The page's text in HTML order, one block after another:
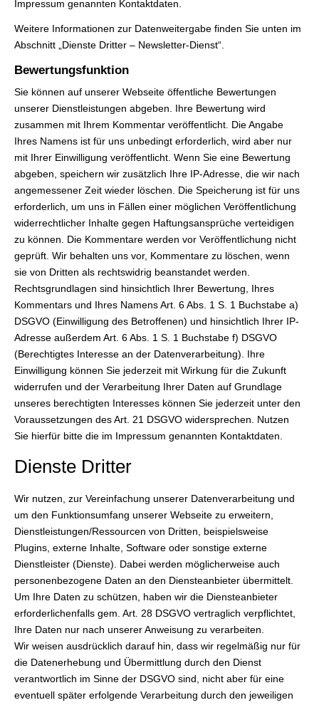
Impressum genannten Kontaktdaten.
Weitere Informationen zur Datenweitergabe finden Sie unten im
Abschnitt „Dienste Dritter – Newsletter-Dienst“.
Bewertungsfunktion
Sie können auf unserer Webseite öffentliche Bewertungen
unserer Dienstleistungen abgeben. Ihre Bewertung wird
zusammen mit Ihrem Kommentar veröffentlicht. Die Angabe
Ihres Namens ist für uns unbedingt erforderlich, wird aber nur
mit Ihrer Einwilligung veröffentlicht. Wenn Sie eine Bewertung
abgeben, speichern wir zusätzlich Ihre IP-Adresse, die wir nach
angemessener Zeit wieder löschen. Die Speicherung ist für uns
erforderlich, um uns in Fällen einer möglichen Veröffentlichung
widerrechtlicher Inhalte gegen Haftungsansprüche verteidigen
zu können. Die Kommentare werden vor Veröffentlichung nicht
geprüft. Wir behalten uns vor, Kommentare zu löschen, wenn
sie von Dritten als rechtswidrig beanstandet werden.
Rechtsgrundlagen sind hinsichtlich Ihrer Bewertung, Ihres
Kommentars und Ihres Namens Art. 6 Abs. 1 S. 1 Buchstabe a)
DSGVO (Einwilligung des Betroffenen) und hinsichtlich Ihrer IP-
Adresse außerdem Art. 6 Abs. 1 S. 1 Buchstabe f) DSGVO
(Berechtigtes Interesse an der Datenverarbeitung). Ihre
Einwilligung können Sie jederzeit mit Wirkung für die Zukunft
widerrufen und der Verarbeitung Ihrer Daten auf Grundlage
unseres berechtigten Interesses können Sie jederzeit unter den
Voraussetzungen des Art. 21 DSGVO widersprechen. Nutzen
Sie hierfür bitte die im Impressum genannten Kontaktdaten.
Dienste Dritter
Wir nutzen, zur Vereinfachung unserer Datenverarbeitung und
um den Funktionsumfang unserer Webseite zu erweitern,
Dienstleistungen/Ressourcen von Dritten, beispielsweise
Plugins, externe Inhalte, Software oder sonstige externe
Dienstleister (Dienste). Dabei werden möglicherweise auch
personenbezogene Daten an den Diensteanbieter übermittelt.
Um Ihre Daten zu schützen, haben wir die Diensteanbieter
erforderlichenfalls gem. Art. 28 DSGVO vertraglich verpflichtet,
Ihre Daten nur nach unserer Anweisung zu verarbeiten.
Wir weisen ausdrücklich darauf hin, dass wir regelmäßig nur für
die Datenerhebung und Übermittlung durch den Dienst
verantwortlich im Sinne der DSGVO sind, nicht aber für eine
eventuell später erfolgende Verarbeitung durch den jeweiligen